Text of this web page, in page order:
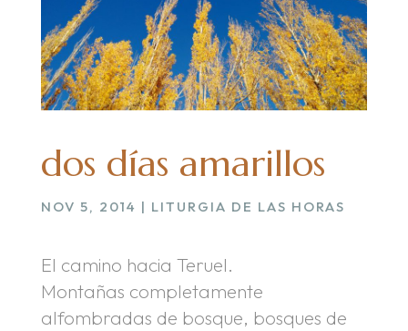
dos días amarillos
NOV 5, 2014 | LITURGIA DE LAS HORAS
El camino hacia Teruel.
Montañas completamente
alfombradas de bosque, bosques de